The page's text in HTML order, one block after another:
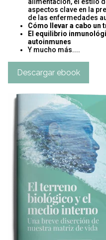
aspectos clave en la
de las enfermedades
Cómo llevar a cabo
El equilibrio
autoinmunes
Y mucho más....
Descargar ebook